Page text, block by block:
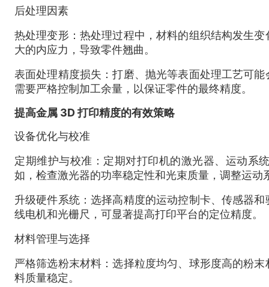
后处理因素
热处理变形：热处理过程中，材料的组织结构发生
大的内应力，导致零件翘曲。
表面处理精度损失：打磨、抛光等表面处理工艺可
需要严格控制加工余量，以保证零件的最终精度。
提高金属 3D 打印精度的有效策略
设备优化与校准
定期维护与校准：定期对打印机的激光器、运动系
如，检查激光器的功率稳定性和光束质量，调整运动
升级硬件系统：选择高精度的运动控制卡、传感器
线电机和光栅尺，可显著提高打印平台的定位精度。
材料管理与选择
严格筛选粉末材料：选择粒度均匀、球形度高的粉
料质量稳定。